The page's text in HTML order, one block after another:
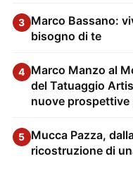
3 Marco Bassano:
bisogno di te
4 Marco Manzo al
del Tatuaggio
nuove prospettive
5 Mucca Pazza,
ricostruzione di